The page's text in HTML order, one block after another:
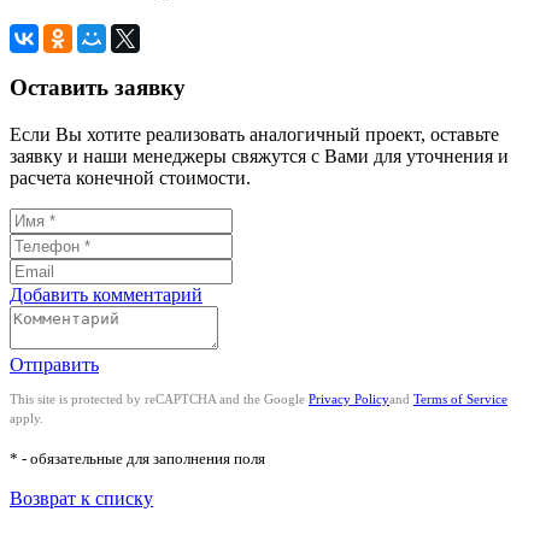
Оставить заявку
Если Вы хотите реализовать аналогичный проект, оставьте
заявку и наши менеджеры свяжутся с Вами для уточнения и
расчета конечной стоимости.
Добавить комментарий
Отправить
This site is protected by reCAPTCHA and the Google Privacy Policyand Terms of Service
apply.
* - обязательные для заполнения поля
Возврат к списку